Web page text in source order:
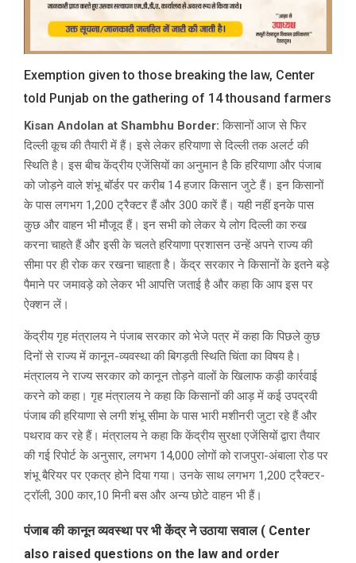
Exemption given to those breaking the law, Center
told Punjab on the gathering of 14 thousand farmers
Kisan Andolan at Shambhu Border: किसानों आज से फिर
दिल्ली कूच की तैयारी में हैं। इसे लेकर हरियाणा से दिल्ली तक अलर्ट की
स्थिति है। इस बीच केंद्रीय एजेंसियों का अनुमान है कि हरियाणा और पंजाब
को जोड़ने वाले शंभू बॉर्डर पर करीब 14 हजार किसान जुटे हैं। इन किसानों
के पास लगभग 1,200 ट्रैक्टर हैं और 300 कारें हैं। यही नहीं इनके पास
कुछ और वाहन भी मौजूद हैं। इन सभी को लेकर ये लोग दिल्ली का रुख
करना चाहते हैं और इसी के चलते हरियाणा प्रशासन उन्हें अपने राज्य की
सीमा पर ही रोक कर रखना चाहता है। केंद्र सरकार ने किसानों के इतने बड़े
पैमाने पर जमावड़े को लेकर भी आपत्ति जताई है और कहा कि आप इस पर
ऐक्शन लें।
केंद्रीय गृह मंत्रालय ने पंजाब सरकार को भेजे पत्र में कहा कि पिछले कुछ
दिनों से राज्य में कानून-व्यवस्था की बिगड़ती स्थिति चिंता का विषय है।
मंत्रालय ने राज्य सरकार को कानून तोड़ने वालों के खिलाफ कड़ी कार्रवाई
करने को कहा। गृह मंत्रालय ने कहा कि किसानों की आड़ में कई उपद्रवी
पंजाब की हरियाणा से लगी शंभू सीमा के पास भारी मशीनरी जुटा रहे हैं और
पथराव कर रहे हैं। मंत्रालय ने कहा कि केंद्रीय सुरक्षा एजेंसियों द्वारा तैयार
की गई रिपोर्ट के अनुसार, लगभग 14,000 लोगों को राजपुरा-अंबाला रोड पर
शंभू बैरियर पर एकत्र होने दिया गया। उनके साथ लगभग 1,200 ट्रैक्टर-
ट्रॉली, 300 कार,10 मिनी बस और अन्य छोटे वाहन भी हैं।
पंजाब की कानून व्यवस्था पर भी केंद्र ने उठाया सवाल ( Center
also raised questions on the law and order